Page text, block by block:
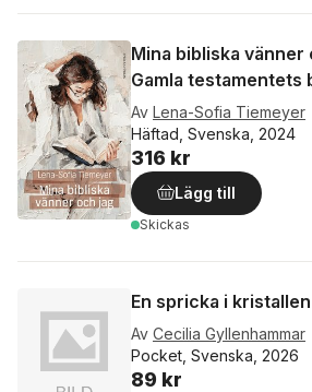
Mina bibliska vänner
Gamla testamentets
Av Lena-Sofia Tiemeyer
Häftad, Svenska, 2024
316 kr
Lägg till
Skickas
En spricka i kristallen
Av Cecilia Gyllenhammar
Pocket, Svenska, 2026
89 kr